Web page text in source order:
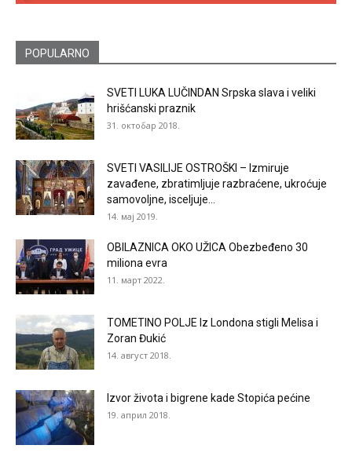
POPULARNO
SVETI LUKA LUČINDAN Srpska slava i veliki
hrišćanski praznik
31. октобар 2018.
SVETI VASILIJE OSTROŠKI – Izmiruje
zavađene, zbratimljuje razbraćene, ukroćuje
samovoljne, isceljuje...
14. мај 2019.
OBILAZNICA OKO UŽICA Obezbeđeno 30
miliona evra
11. март 2022.
TOMETINO POLJE Iz Londona stigli Melisa i
Zoran Đukić
14. август 2018.
Izvor života i bigrene kade Stopića pećine
19. април 2018.